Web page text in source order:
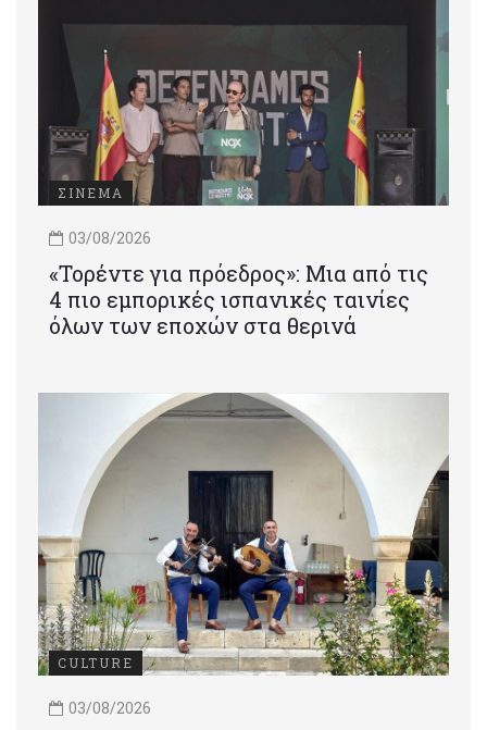
ΣΙΝΕΜΑ
03/08/2026
«Τορέντε για πρόεδρος»: Mια από τις
4 πιο εμπορικές ισπανικές ταινίες
όλων των εποχών στα θερινά
CULTURE
03/08/2026